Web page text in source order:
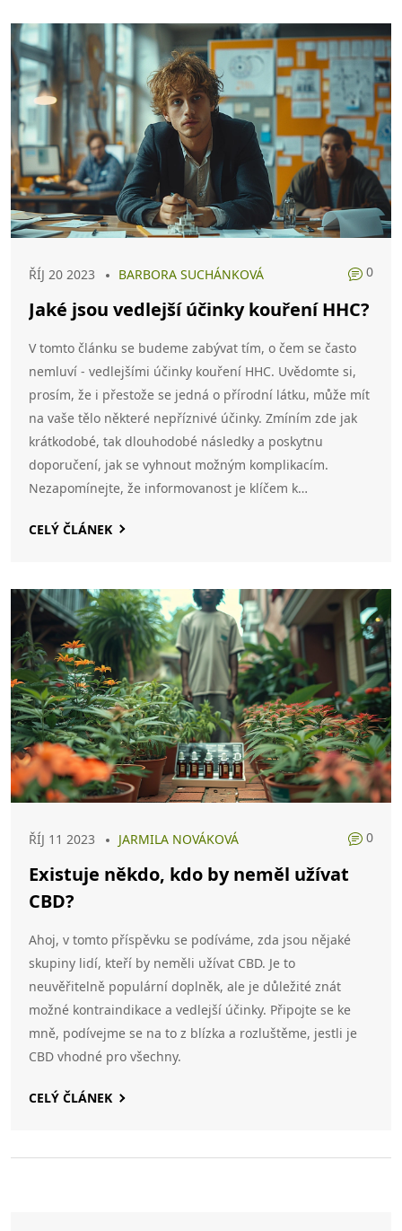
ŘÍJ 20 2023 BARBORA SUCHÁNKOVÁ 0
Jaké jsou vedlejší účinky kouření HHC?
V tomto článku se budeme zabývat tím, o čem se často
nemluví - vedlejšími účinky kouření HHC. Uvědomte si,
prosím, že i přestože se jedná o přírodní látku, může mít
na vaše tělo některé nepříznivé účinky. Zmíním zde jak
krátkodobé, tak dlouhodobé následky a poskytnu
doporučení, jak se vyhnout možným komplikacím.
Nezapomínejte, že informovanost je klíčem k
CELÝ ČLÁNEK
ŘÍJ 11 2023 JARMILA NOVÁKOVÁ 0
Existuje někdo, kdo by neměl užívat
CBD?
Ahoj, v tomto příspěvku se podíváme, zda jsou nějaké
skupiny lidí, kteří by neměli užívat CBD. Je to
neuvěřitelně populární doplněk, ale je důležité znát
možné kontraindikace a vedlejší účinky. Připojte se ke
mně, podívejme se na to z blízka a rozluštěme, jestli je
CBD vhodné pro všechny.
CELÝ ČLÁNEK